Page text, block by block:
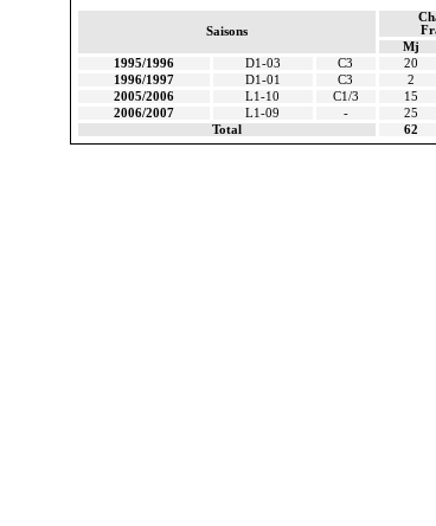
Saisons
Mj
1995/1996
D1-03 C3 20
1996/1997
D1-01 C3 2
2005/2006
L1-10 C1/3 15
2006/2007
L1-09 - 25
Total
62